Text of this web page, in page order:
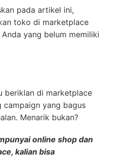
pada artikel ini,
toko di marketplace
yang belum memiliki
beriklan di marketplace
campaign yang bagus
Menarik bukan?
online shop dan
kalian bisa